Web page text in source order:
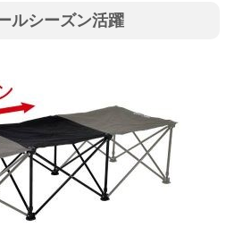
ルシーズン活躍